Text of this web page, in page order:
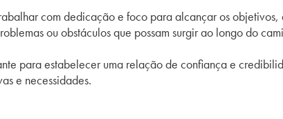
com dedicação e foco para alcançar os
ou obstáculos que possam surgir ao longo do
para estabelecer uma relação de confiança e
e necessidades.